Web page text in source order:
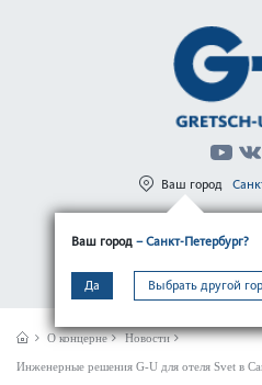
Ваш город – Санкт-Петербург?
Да Выбрать другой
Ваш город
МЕНЮ
О концерне Новости
Инженерные решения G-U для отеля Svet в